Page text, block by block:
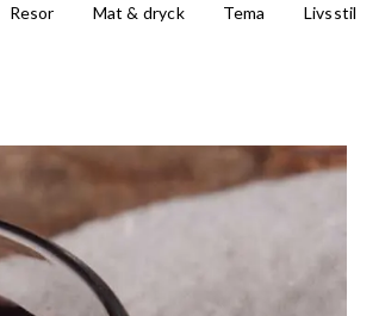
Resor Mat & dryck Tema Livsstil